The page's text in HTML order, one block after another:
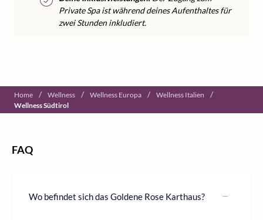
Private Spa ist während deines Aufenthaltes für
zwei Stunden inkludiert.
Home / Wellness / Wellness Europa / Wellness Italien /
Wellness Südtirol
FAQ
Wo befindet sich das Goldene Rose Karthaus?